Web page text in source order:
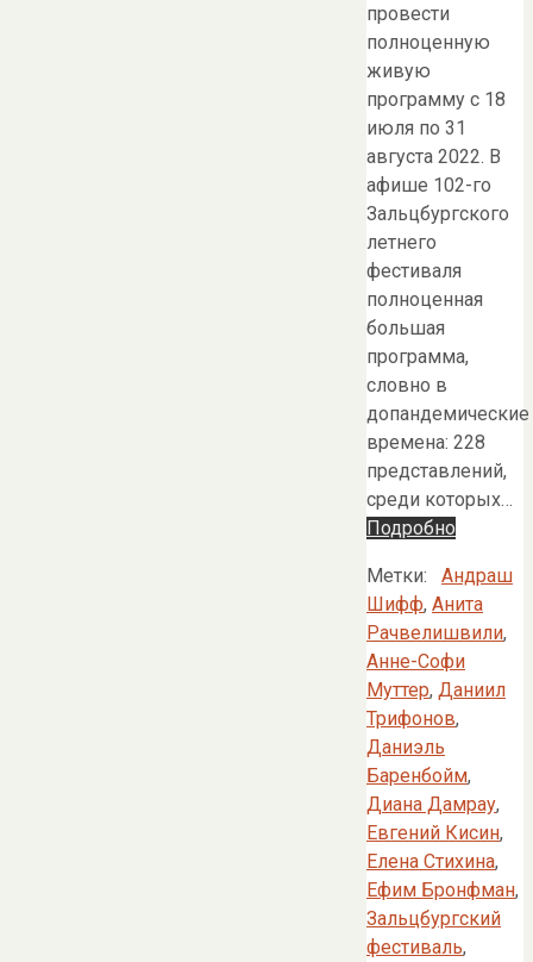
провести
полноценную
живую
программу с 18
июля по 31
августа 2022. В
афише 102-го
Зальцбургского
летнего
фестиваля
полноценная
большая
программа,
словно в
допандемические
времена: 228
представлений,
среди которых…
Подробно
Метки:
Андраш
Шифф, Анита
Рачвелишвили,
Анне-Софи
Муттер, Даниил
Трифонов,
Даниэль
Баренбойм,
Диана Дамрау,
Евгений Кисин,
Елена Стихина,
Ефим Бронфман,
Зальцбургский
фестиваль,